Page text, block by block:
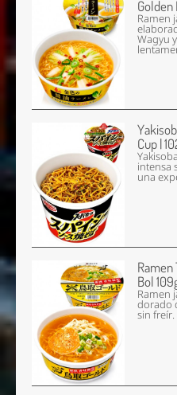
Golden
Ramen
Wagyu
Cup |
intensa
una
Ramen
Bol
Ramen
dorado
sin freír.